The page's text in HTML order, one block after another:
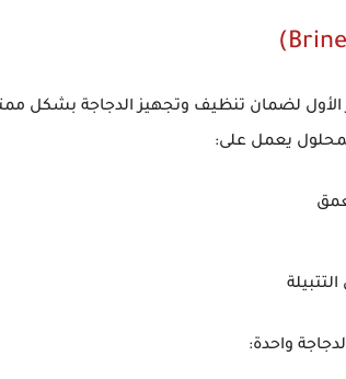
لضمان تنظيف وتجهيز الدجاجة بشكل
يعمل على:
واحدة: